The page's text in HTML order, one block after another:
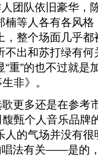
团队依旧豪华，
楠等人各有各风
，整个场面几乎
不出和苏打绿有
重”的也不过就是
非》。
更多还是在参考
馥甄个人音乐品牌
人的气场并没有
唱法有关——是的